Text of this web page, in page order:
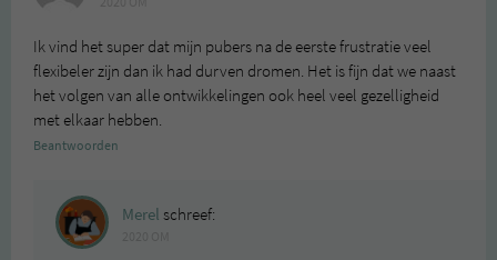
Ik vind het super dat mijn pubers na de eerste frustratie veel
flexibeler zijn dan ik had durven dromen. Het is fijn dat we naast
het volgen van alle ontwikkelingen ook heel veel gezelligheid
met elkaar hebben.
Beantwoorden
Merel schreef: